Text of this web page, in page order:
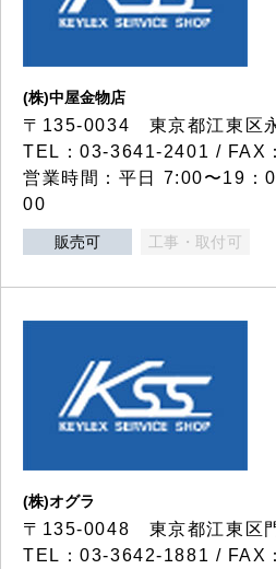
(株)中屋金物店
〒135-0034 東京都江東区
TEL：03-3641-2401 / FAX
営業時間：平日 7:00〜19
00
販売可 工事・取付可
(株)オグラ
〒135-0048 東京都江東区
TEL：03-3642-1881 / FAX